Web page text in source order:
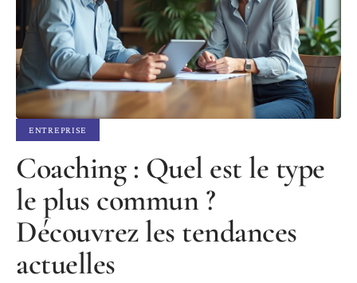
ENTREPRISE
Coaching : Quel est le type
le plus commun ?
Découvrez les tendances
actuelles